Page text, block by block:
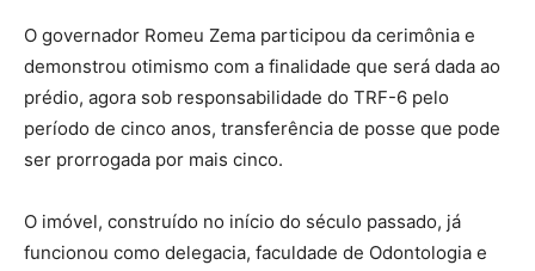
O governador Romeu Zema participou da cerimônia e
demonstrou otimismo com a finalidade que será dada ao
prédio, agora sob responsabilidade do TRF-6 pelo
período de cinco anos, transferência de posse que pode
ser prorrogada por mais cinco.
O imóvel, construído no início do século passado, já
funcionou como delegacia, faculdade de Odontologia e